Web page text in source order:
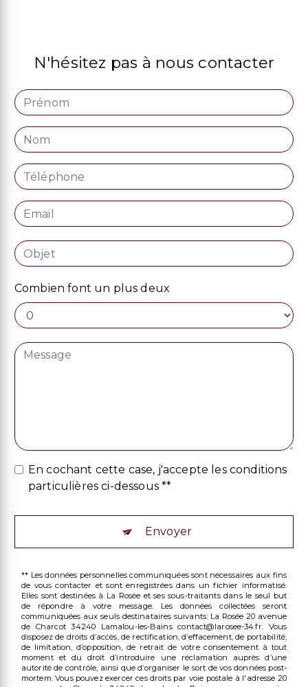
N'hésitez pas à nous contacter
Combien font un plus deux
En cochant cette case, j'accepte les conditions
particulières ci-dessous **
Envoyer
** Les données personnelles communiquées sont nécessaires aux fins
de vous contacter et sont enregistrées dans un fichier informatisé.
Elles sont destinées à La Rosée et ses sous-traitants dans le seul but
de répondre à votre message. Les données collectées seront
communiquées aux seuls destinataires suivants: La Rosée 20 avenue
de Charcot 34240 Lamalou-les-Bains contact@larosee-34.fr. Vous
disposez de droits d’accès, de rectification, d’effacement, de portabilité,
de limitation, d’opposition, de retrait de votre consentement à tout
moment et du droit d’introduire une réclamation auprès d’une
autorité de contrôle, ainsi que d’organiser le sort de vos données post-
mortem. Vous pouvez exercer ces droits par voie postale à l'adresse 20